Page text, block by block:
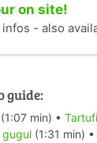
on site!
infos - also
guide:
(1:07 min) •
gugul (1:31 min) •